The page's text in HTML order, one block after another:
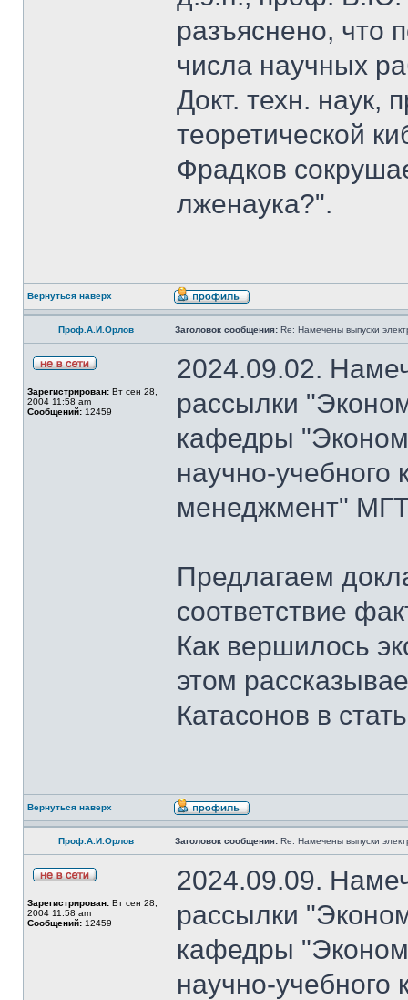
разъяснено, что
числа научных
Докт. техн. наук,
теоретической
Фрадков
лженаука?".
Вернуться наверх
Проф.А.И.Орлов Заголовок сообщения: Re: Намечены выпуски
Зарегистрирован: Вт сен 28,
2004 11:58 am
Сообщений: 12459
2024.09.02.
рассылки
кафедры
научно-
менеджмент"
Предлагаем
соответствие
Как вершилось
этом
Катасонов в
Вернуться наверх
Проф.А.И.Орлов Заголовок сообщения: Re: Намечены выпуски
Зарегистрирован: Вт сен 28,
2004 11:58 am
Сообщений: 12459
2024.09.09.
рассылки
кафедры
научно-